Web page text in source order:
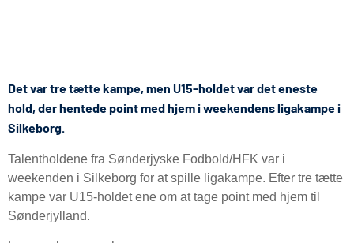
Det var tre tætte kampe, men U15-holdet var det eneste
hold, der hentede point med hjem i weekendens ligakampe i
Silkeborg.
Talentholdene fra Sønderjyske Fodbold/HFK var i
weekenden i Silkeborg for at spille ligakampe. Efter tre tætte
kampe var U15-holdet ene om at tage point med hjem til
Sønderjylland.